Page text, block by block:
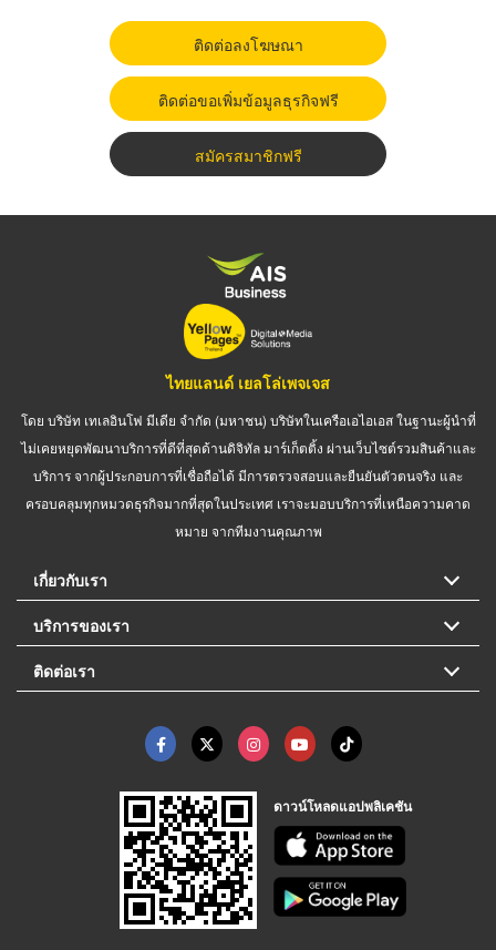
ติดต่อลงโฆษณา
ติดต่อขอเพิ่มข้อมูลธุรกิจฟรี
สมัครสมาชิกฟรี
ไทยแลนด์ เยลโล่เพจเจส
โดย บริษัท เทเลอินโฟ มีเดีย จำกัด (มหาชน) บริษัทในเครือเอไอเอส ในฐานะผู้นำที่
ไม่เคยหยุดพัฒนาบริการที่ดีที่สุดด้านดิจิทัล มาร์เก็ตติ้ง ผ่านเว็บไซต์รวมสินค้าและ
บริการ จากผู้ประกอบการที่เชื่อถือได้ มีการตรวจสอบและยืนยันตัวตนจริง และ
ครอบคลุมทุกหมวดธุรกิจมากที่สุดในประเทศ เราจะมอบบริการที่เหนือความคาด
หมาย จากทีมงานคุณภาพ
เกี่ยวกับเรา
บริการของเรา
ติดต่อเรา
ดาวน์โหลดแอปพลิเคชัน